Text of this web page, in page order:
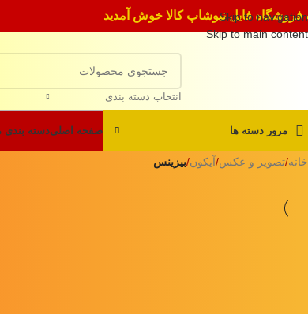
Skip to navigation
Skip to main content
فروشگاه فایل نیوشاپ کالا خوش آمدید
انتخاب دسته بندی
مرور دسته ها صفحه اصلیدسته بندی
خانه/تصویر و عکس/آیکون‌/بیزینس